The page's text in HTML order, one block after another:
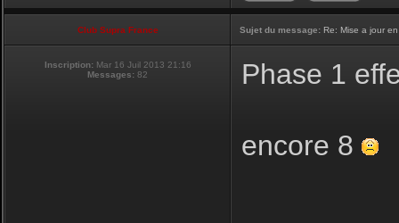
Club Supra France Sujet du message: Re: Mise a jour
Inscription: Mar 16 Juil 2013 21:16
Messages: 82 Phase 1
encore 8